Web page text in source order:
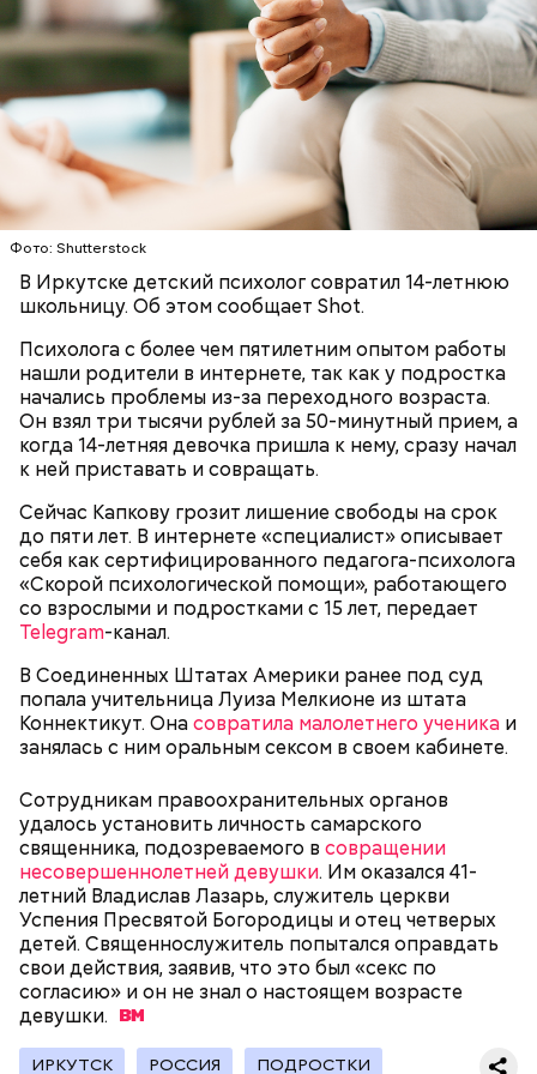
Фото: Shutterstock
В Иркутске детский психолог совратил 14-летнюю
школьницу. Об этом сообщает Shot.
Психолога с более чем пятилетним опытом работы
нашли родители в интернете, так как у подростка
начались проблемы из-за переходного возраста.
Он взял три тысячи рублей за 50-минутный прием, а
когда 14-летняя девочка пришла к нему, сразу начал
к ней приставать и совращать.
Сейчас Капкову грозит лишение свободы на срок
до пяти лет. В интернете «специалист» описывает
себя как сертифицированного педагога-психолога
«Скорой психологической помощи», работающего
со взрослыми и подростками с 15 лет, передает
Telegram-канал.
В Соединенных Штатах Америки ранее под суд
попала учительница Луиза Мелкионе из штата
Коннектикут. Онасовратила малолетнего ученика и
занялась с ним оральным сексом в своем кабинете.
Сотрудникам правоохранительных органов
удалось установить личность самарского
священника, подозреваемого в совращении
несовершеннолетней девушки. Им оказался 41-
летний Владислав Лазарь, служитель церкви
Успения Пресвятой Богородицы и отец четверых
детей. Священнослужитель попытался оправдать
свои действия, заявив, что это был «секс по
согласию» и он не знал о настоящем возрасте
девушки.
ИРКУТСК РОССИЯ ПОДРОСТКИ
Молодого человека задержали. На первом же
допросе он признался, что планировал отравить
Кто еще был жертвой Миссюры
Первой жертвой Миссюры была его девушка.
Именно на ней молодой человек впервые испытал
химикаты, купленные в интернет-магазине. 13
января 2024 года он подсыпал дихлорэтан в
коктейль возлюбленной, отчего у нее случился
инсульт. Девушка неделюпровела в коме
выписки из больницы узнала, что Миссюра
оформил на нее несколько кредитов.
Примечательно, что летом 2023 года на Мутаева
Как идет расследование
Вскоре в качестве главного подозреваемого в
убийстве спортсмена арестовали его 18-летнего
знакомого Надырхана Кадирханова. На допросе он
признал вину и показал следователям, как именно
совершил преступление и где спрятал оружие, из
которого застрелил Мутаева.
полицию, но подтвердил эту информацию на
допросе.